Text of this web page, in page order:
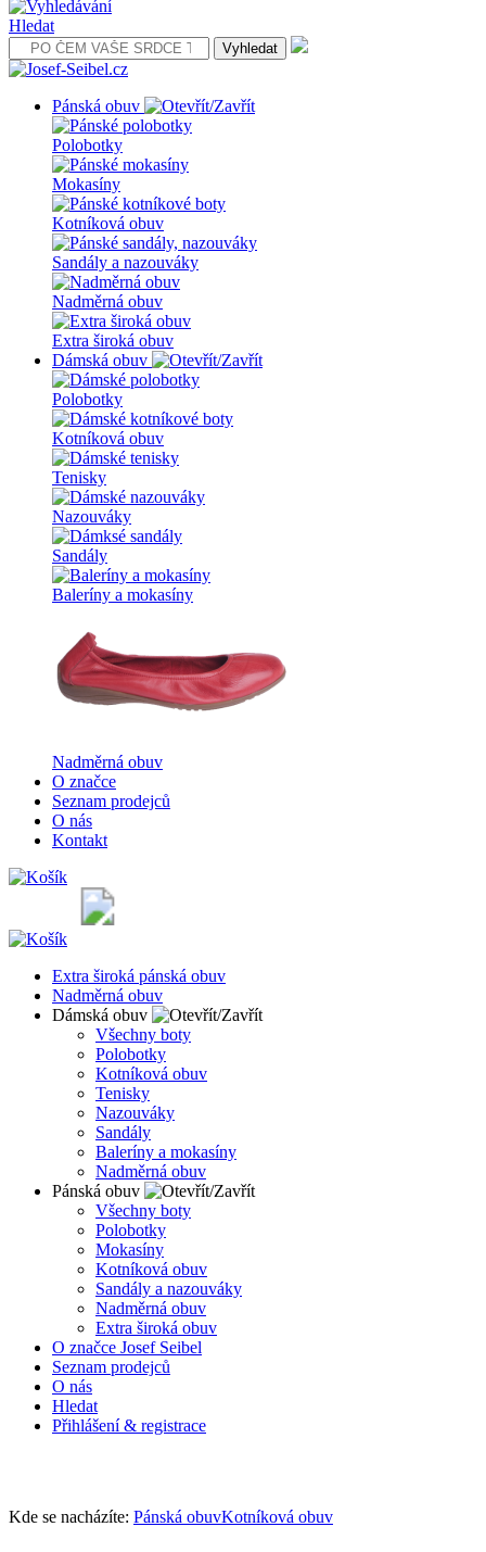
Hledat
Pánská obuv
Polobotky
Mokasíny
Kotníková obuv
Sandály a nazouváky
Nadměrná obuv
Extra široká obuv
Dámská obuv
Polobotky
Kotníková obuv
Tenisky
Nazouváky
Sandály
Baleríny a mokasíny
Nadměrná obuv
O značce
Seznam prodejců
O nás
Kontakt
Extra široká pánská obuv
Nadměrná obuv
Dámská obuv
Všechny boty
Polobotky
Kotníková obuv
Tenisky
Nazouváky
Sandály
Baleríny a mokasíny
Nadměrná obuv
Pánská obuv
Všechny boty
Polobotky
Mokasíny
Kotníková obuv
Sandály a nazouváky
Nadměrná obuv
Extra široká obuv
O značce Josef Seibel
Seznam prodejců
O nás
Hledat
Přihlášení & registrace
Kde se nacházíte: Pánská obuvKotníková obuv